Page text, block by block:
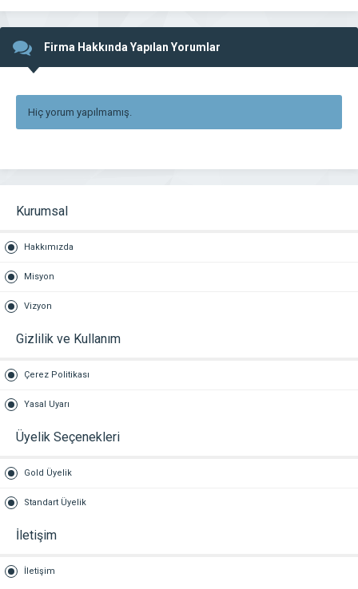
Firma Hakkında Yapılan Yorumlar
Hiç yorum yapılmamış.
Kurumsal
Hakkımızda
Misyon
Vizyon
Gizlilik ve Kullanım
Çerez Politikası
Yasal Uyarı
Üyelik Seçenekleri
Gold Üyelik
Standart Üyelik
İletişim
İletişim